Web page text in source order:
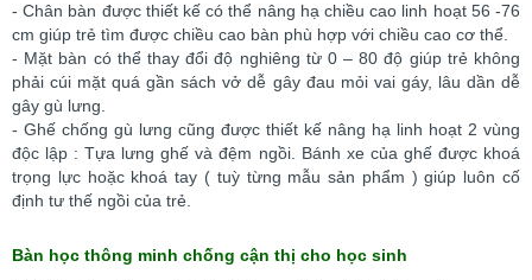
- Chân bàn được thiết kế có thể nâng hạ chiều cao linh hoạt 56 -76
cm giúp trẻ tìm được chiều cao bàn phù hợp với chiều cao cơ thể.
- Mặt bàn có thể thay đổi độ nghiêng từ 0 – 80 độ giúp trẻ không
phải cúi mặt quá gần sách vở dễ gây đau mỏi vai gáy, lâu dần dễ
gây gù lưng.
- Ghế chống gù lưng cũng được thiết kế nâng hạ linh hoạt 2 vùng
độc lập : Tựa lưng ghế và đệm ngồi. Bánh xe của ghế được khoá
trọng lực hoặc khoá tay ( tuỳ từng mẫu sản phẩm ) giúp luôn cố
định tư thế ngồi của trẻ.
Bàn học thông minh chống cận thị cho học sinh